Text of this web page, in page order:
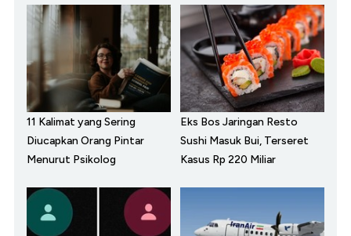
11 Kalimat yang Sering
Diucapkan Orang Pintar
Menurut Psikolog
Eks Bos Jaringan Resto
Sushi Masuk Bui, Terseret
Kasus Rp 220 Miliar